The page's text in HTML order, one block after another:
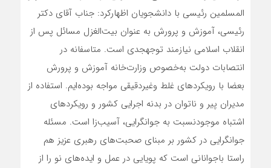
المسلمین رئیسی با دانشجویان اظهارکرد: جناب آقای دکتر
رئیسی، آموزش و پرورش به عنوان بیت‌الغزل مسائل پس از
انقلاب اسلامی نیازمند توجهجدی است. متاسفانه در
انتصابات دولت به‌خصوص وزارت‌خانه آموزش و پرورش
بعضا با رویکردهای غلط وغیردقیقی مواجه بوده‌ایم. استفاده از
مدیران پیر و ناتوان در بدنه اجرایی کشور و رویکردهای
اشتباه موجودنسبت به جوانگرایی، آسیب‌زا است. مسئله
جوانگرایی در کشور بر مبنای صحبت‌های رهبری عزیز هم
راستا باجوانانی است که پویایی در عمل و ایده‌های نو را از